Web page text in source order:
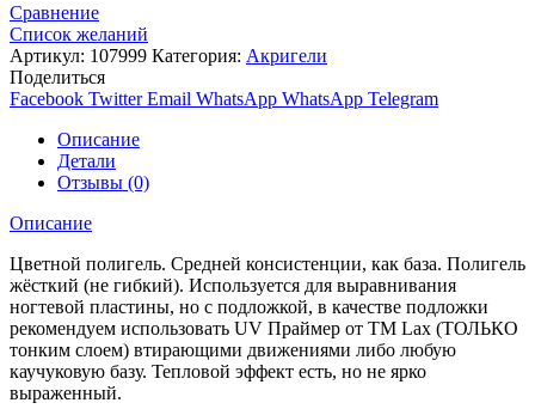
Сравнение
Список желаний
Артикул: 107999 Категория: Акригели
Поделиться
Facebook Twitter Email WhatsApp WhatsApp Telegram
Описание
Детали
Отзывы (0)
Описание
Цветной полигель. Средней консистенции, как база. Полигель
жёсткий (не гибкий). Используется для выравнивания
ногтевой пластины, но с подложкой, в качестве подложки
рекомендуем использовать UV Праймер от TM Lax (ТОЛЬКО
тонким слоем) втирающими движениями либо любую
каучуковую базу. Тепловой эффект есть, но не ярко
выраженный.